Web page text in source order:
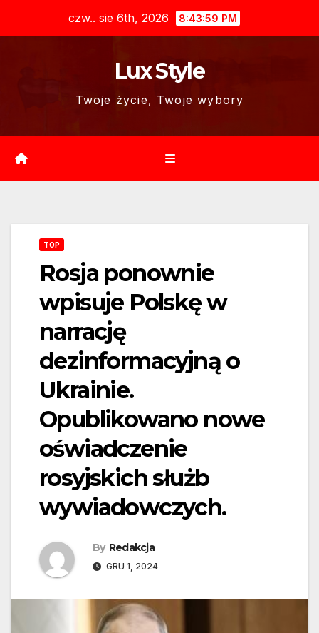
czw.. sie 6th, 2026 8:44:00 PM
Lux Style
Twoje życie, Twoje wybory
TOP
Rosja ponownie
wpisuje Polskę w
narrację
dezinformacyjną o
Ukrainie.
Opublikowano nowe
oświadczenie
rosyjskich służb
wywiadowczych.
By Redakcja
GRU 1, 2024